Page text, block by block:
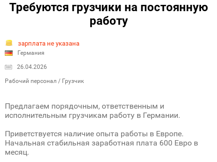
Требуются грузчики на постоянную
работу
зарплата не указана
Германия
26.04.2026
Рабочий персонал / Грузчик
Предлагаем порядочным, ответственным и
исполнительным грузчикам работу в Германии.
Приветствуется наличие опыта работы в Европе.
Начальная стабильная заработная плата 600 Евро в
месяц.